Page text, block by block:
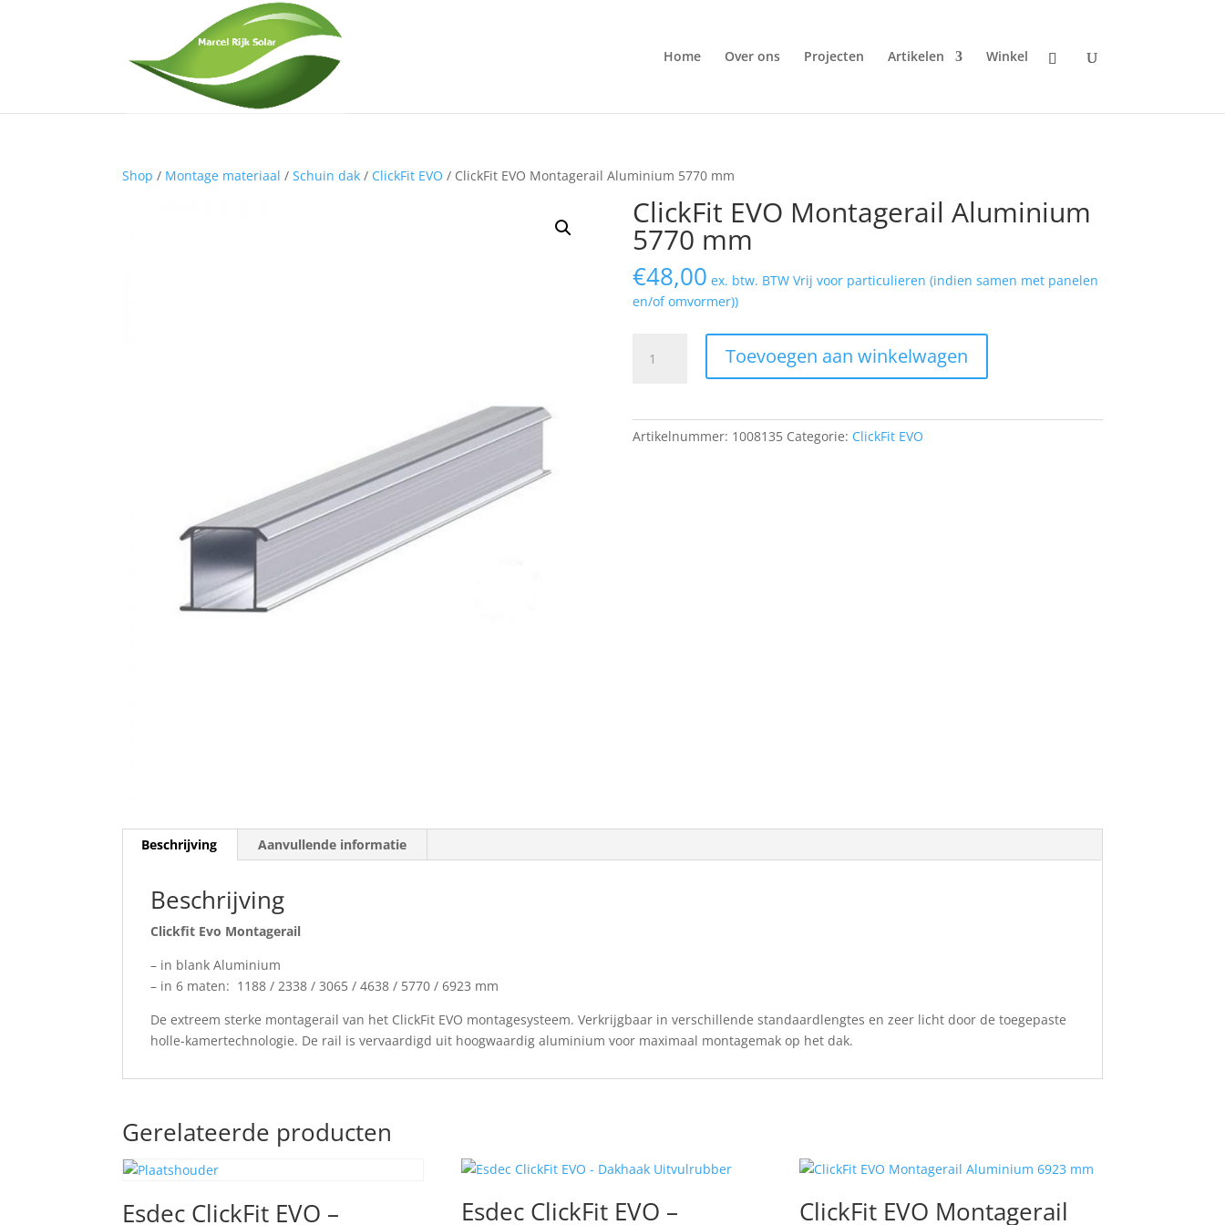
Home Over ons Projecten Artikelen Winkel
Shop / Montage materiaal /Schuin dak / ClickFit EVO / ClickFit EVO Montagerail Aluminium 5770 mm
ClickFit EVO Montagerail Aluminium
5770 mm
€48,00 ex. btw. BTW Vrij voor particulieren (indien samen met panelen
en/of omvormer))
EVO
5770
Toevoegen aan winkelwagen
Artikelnummer: 1008135 Categorie: ClickFit EVO
Beschrijving Aanvullende informatie
Beschrijving
Clickfit Evo Montagerail
– in blank Aluminium
– in 6 maten: 1188 / 2338 / 3065 / 4638 / 5770 / 6923 mm
De extreem sterke montagerail van het ClickFit EVO montagesysteem. Verkrijgbaar in verschillende standaardlengtes en zeer licht door de toegepaste
holle-kamertechnologie. De rail is vervaardigd uit hoogwaardig aluminium voor maximaal montagemak op het dak.
Gerelateerde producten
Esdec ClickFit EVO – Esdec ClickFit EVO – ClickFit EVO Montagerail